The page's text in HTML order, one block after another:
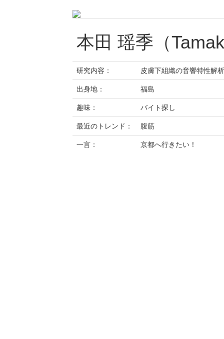
本田 瑶季（
研究内容： 皮膚下組織の音響特性解析
出身地： 福島
趣味： バイト探し
最近のトレンド： 腹筋
一言： 京都へ行きたい！